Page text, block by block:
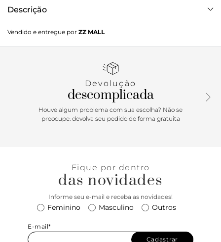
Descrição
Traz cabedal liso e recorte arredondado sobre o peito do pé.
Fechada, possui ainda aplicação de laço pequeno com
inscrição do nome da marca, a sapatilha exibe todo o peito
Vendido e entregue por ZZ MALL
Devolução
descomplicada
Houve algum problema com sua escolha? Não se
preocupe: devolva seu pedido de forma gratuita
Fique por dentro
das novidades
Informe seu e-mail e receba as novidades!
Feminino Masculino Outros
E-mail*
Cadastrar